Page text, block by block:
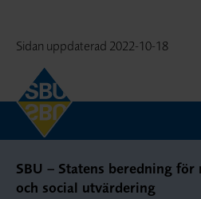
Sidan uppdaterad 2022-10-18
SBU – Statens beredning för
och social utvärdering